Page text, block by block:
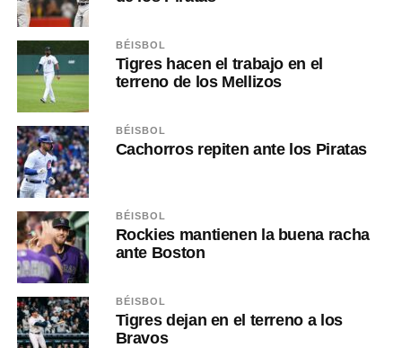
BÉISBOL
Tigres hacen el trabajo en el
terreno de los Mellizos
BÉISBOL
Cachorros repiten ante los Piratas
BÉISBOL
Rockies mantienen la buena racha
ante Boston
BÉISBOL
Tigres dejan en el terreno a los
Bravos